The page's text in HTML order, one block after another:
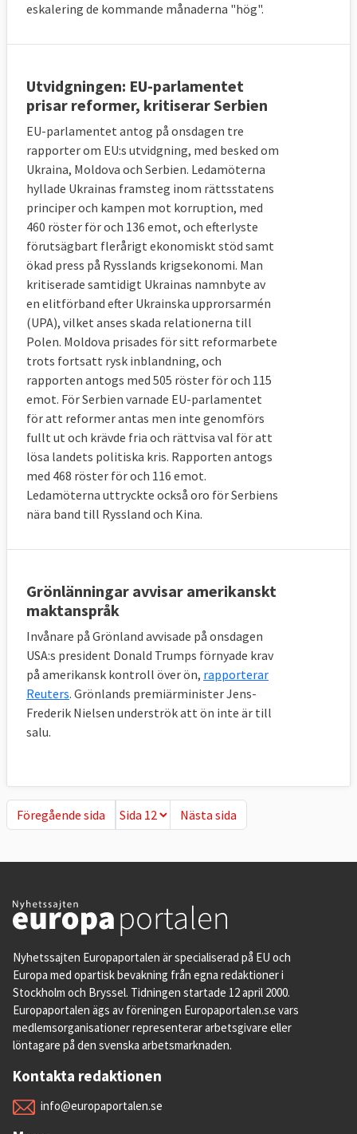
eskalering de kommande månaderna "hög".
Utvidgningen: EU-parlamentet
prisar reformer, kritiserar Serbien
EU-parlamentet antog på onsdagen tre
rapporter om EU:s utvidgning, med besked om
Ukraina, Moldova och Serbien. Ledamöterna
hyllade Ukrainas framsteg inom rättsstatens
principer och kampen mot korruption, med
460 röster för och 136 emot, och efterlyste
förutsägbart flerårigt ekonomiskt stöd samt
ökad press på Rysslands krigsekonomi. Man
kritiserade samtidigt Ukrainas namnbyte av
en elitförband efter Ukrainska upprorsarmén
(UPA), vilket anses skada relationerna till
Polen. Moldova prisades för sitt reformarbete
trots fortsatt rysk inblandning, och
rapporten antogs med 505 röster för och 115
emot. För Serbien varnade EU-parlamentet
för att reformer antas men inte genomförs
fullt ut och krävde fria och rättvisa val för att
lösa landets politiska kris. Rapporten antogs
med 468 röster för och 116 emot.
Ledamöterna uttryckte också oro för Serbiens
nära band till Ryssland och Kina.
Grönlänningar avvisar amerikanskt
maktanspråk
Invånare på Grönland avvisade på onsdagen
USA:s president Donald Trumps förnyade krav
på amerikansk kontroll över ön, rapporterar
Reuters. Grönlands premiärminister Jens-
Frederik Nielsen underströk att ön inte är till
salu.
Föregående sida
Föregående sida Nästa sida
Nästa sida
Nyhetssajten Europaportalen är specialiserad på EU och
Europa med opartisk bevakning från egna redaktioner i
Stockholm och Bryssel. Tidningen startade 12 april 2000.
Europaportalen ägs av föreningen Europaportalen.se vars
medlemsorganisationer representerar arbetsgivare eller
löntagare på den svenska arbetsmarknaden.
Kontakta redaktionen
info@europaportalen.se